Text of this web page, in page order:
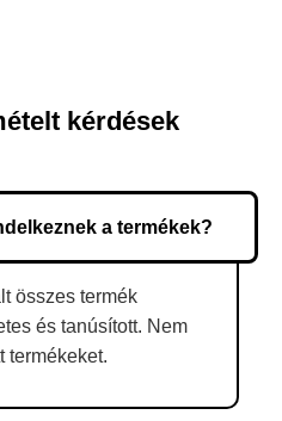
kérdések
a termékek?
összes termék
és tanúsított. Nem
termékeket.